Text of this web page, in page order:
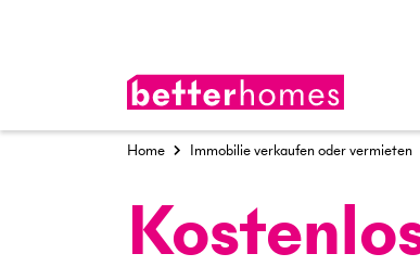
Home Immobilie verkaufen oder vermieten